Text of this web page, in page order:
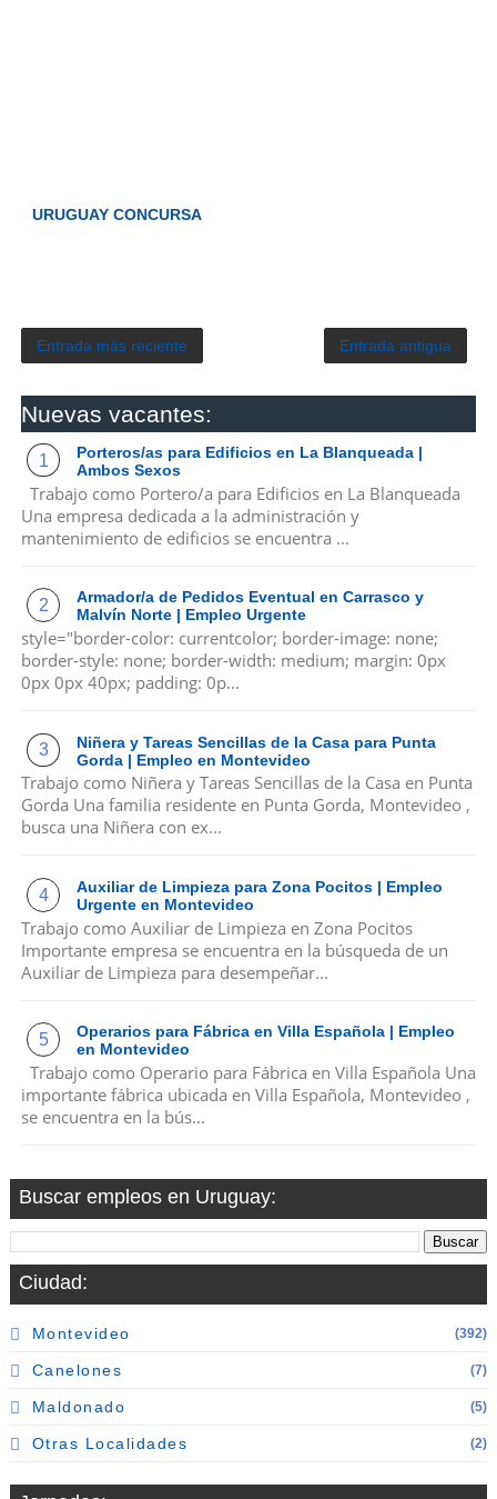
URUGUAY CONCURSA
Entrada más reciente Entrada antigua
Nuevas vacantes:
Porteros/as para Edificios en La Blanqueada |
Ambos Sexos
Trabajo como Portero/a para Edificios en La Blanqueada
Una empresa dedicada a la administración y
mantenimiento de edificios se encuentra ...
Armador/a de Pedidos Eventual en Carrasco y
Malvín Norte | Empleo Urgente
style="border-color: currentcolor; border-image: none;
border-style: none; border-width: medium; margin: 0px
0px 0px 40px; padding: 0p...
Niñera y Tareas Sencillas de la Casa para Punta
Gorda | Empleo en Montevideo
Trabajo como Niñera y Tareas Sencillas de la Casa en Punta
Gorda Una familia residente en Punta Gorda, Montevideo ,
busca una Niñera con ex...
Auxiliar de Limpieza para Zona Pocitos | Empleo
Urgente en Montevideo
Trabajo como Auxiliar de Limpieza en Zona Pocitos
Importante empresa se encuentra en la búsqueda de un
Auxiliar de Limpieza para desempeñar...
Operarios para Fábrica en Villa Española | Empleo
en Montevideo
Trabajo como Operario para Fábrica en Villa Española Una
importante fábrica ubicada en Villa Española, Montevideo ,
se encuentra en la bús...
Buscar empleos en Uruguay:
Ciudad:
Montevideo (392)
Canelones (7)
Maldonado (5)
Otras Localidades (2)